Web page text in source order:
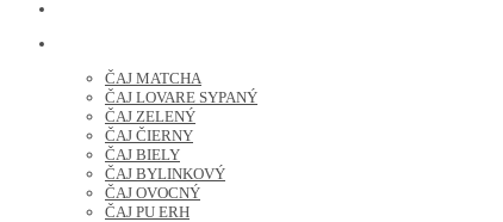
ČAJ MATCHA
ČAJ LOVARE SYPANÝ
ČAJ ZELENÝ
ČAJ ČIERNY
ČAJ BIELY
ČAJ BYLINKOVÝ
ČAJ OVOCNÝ
ČAJ PU ERH